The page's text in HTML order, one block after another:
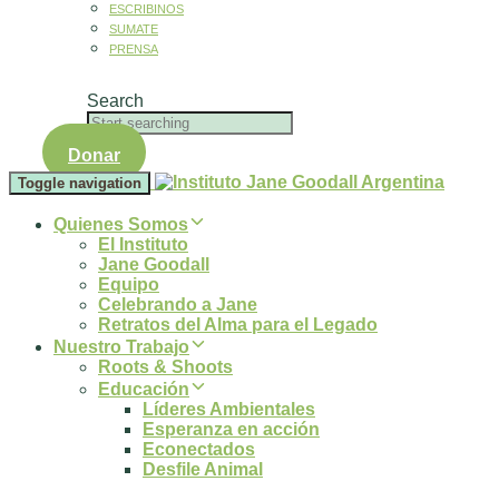
ESCRIBINOS
SUMATE
PRENSA
Search
Donar
Toggle navigation
Quienes Somos
El Instituto
Jane Goodall
Equipo
Celebrando a Jane
Retratos del Alma para el Legado
Nuestro Trabajo
Roots & Shoots
Educación
Líderes Ambientales
Esperanza en acción
Econectados
Desfile Animal